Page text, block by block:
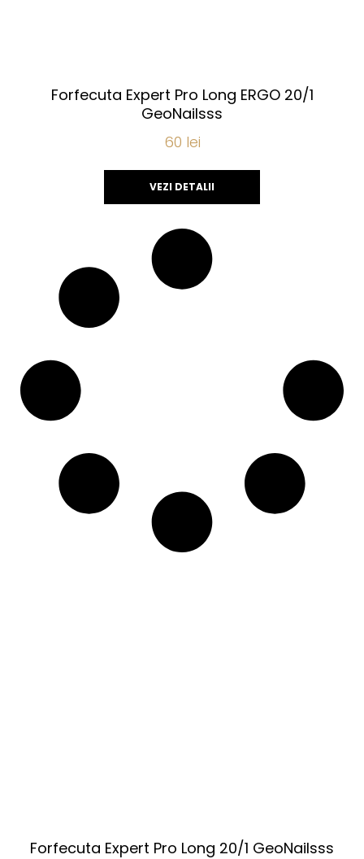
Forfecuta Expert Pro Long ERGO 20/1
GeoNailsss
60 lei
VEZI DETALII
Forfecuta Expert Pro Long 20/1 GeoNailsss